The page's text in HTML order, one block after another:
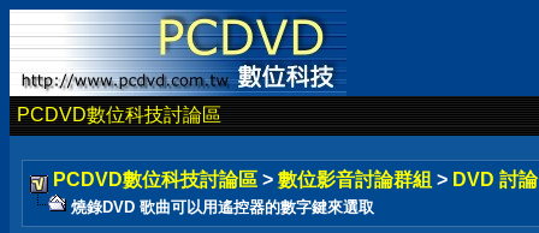
PCDVD數位科技討論區
PCDVD數位科技討論區 > 數位影音討論群組 > DVD 討
燒錄DVD 歌曲可以用遙控器的數字鍵來選取